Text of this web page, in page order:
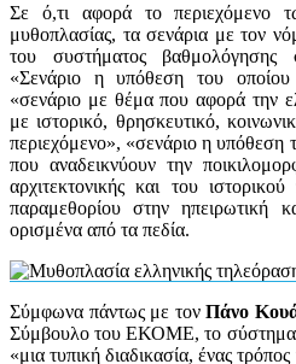
Σε ό,τι αφορά το περιεχόμενο
μυθοπλασίας, τα σενάρια με τον
του συστήματος βαθμολόγησης
«Σενάριο η υπόθεση του οποίου
«σενάριο με θέμα που αφορά την
με ιστορικό, θρησκευτικό,
περιεχόμενο», «σενάριο η υπόθεση
που αναδεικνύουν την
αρχιτεκτονικής και του
παραμεθορίου στην ηπειρωτική
ορισμένα από τα πεδία.
Σύμφωνα πάντως με τον Πάνο
Σύμβουλο του ΕΚΟΜΕ, το σύστημα
«μια τυπική διαδικασία, ένας